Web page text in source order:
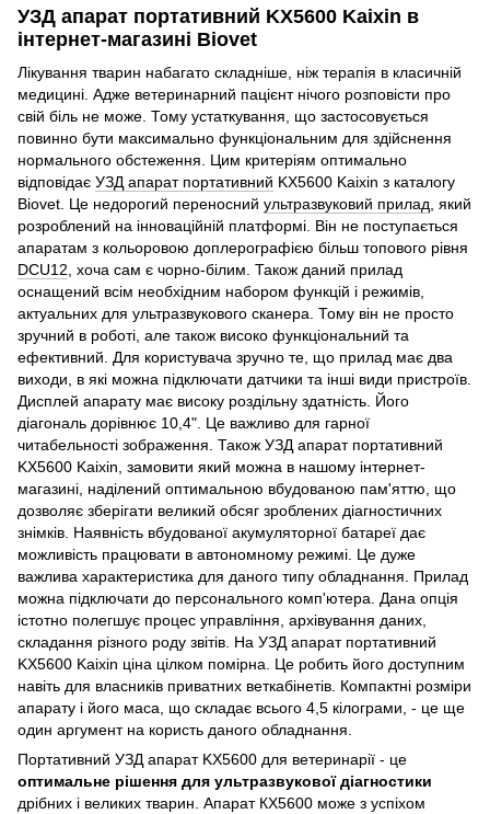
УЗД апарат портативний KX5600 Kaixin в
інтернет-магазині Biovet
Лікування тварин набагато складніше, ніж терапія в класичній
медицині. Адже ветеринарний пацієнт нічого розповісти про
свій біль не може. Тому устаткування, що застосовується
повинно бути максимально функціональним для здійснення
нормального обстеження. Цим критеріям оптимально
відповідає УЗД апарат портативний KX5600 Kaixin з каталогу
Biovet. Це недорогий переносний ультразвуковий прилад , який
розроблений на інноваційній платформі. Він не поступається
апаратам з кольоровою доплерографією більш топового рівня
DCU12 , хоча сам є чорно-білим. Також даний прилад
оснащений всім необхідним набором функцій і режимів,
актуальних для ультразвукового сканера. Тому він не просто
зручний в роботі, але також високо функціональний та
ефективний. Для користувача зручно те, що прилад має два
виходи, в які можна підключати датчики та інші види пристроїв.
Дисплей апарату має високу роздільну здатність. Його
діагональ дорівнює 10,4". Це важливо для гарної
читабельності зображення. Також УЗД апарат портативний
KX5600 Kaixin, замовити який можна в нашому інтернет-
магазині, наділений оптимальною вбудованою пам'яттю, що
дозволяє зберігати великий обсяг зроблених діагностичних
знімків. Наявність вбудованої акумуляторної батареї дає
можливість працювати в автономному режимі. Це дуже
важлива характеристика для даного типу обладнання. Прилад
можна підключати до персонального комп'ютера. Дана опція
істотно полегшує процес управління, архівування даних,
складання різного роду звітів. На УЗД апарат портативний
KX5600 Kaixin ціна цілком помірна. Це робить його доступним
навіть для власників приватних веткабінетів. Компактні розміри
апарату і його маса, що складає всього 4,5 кілограми, - це ще
один аргумент на користь даного обладнання.
Портативний УЗД апарат KX5600 для ветеринарії - це
оптимальне рішення для ультразвукової діагностики
дрібних і великих тварин. Апарат КХ5600 може з успіхом